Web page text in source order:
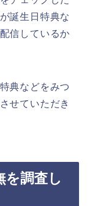
誕生日特典な
信しているか
典などをみつ
せていただき
を調査し